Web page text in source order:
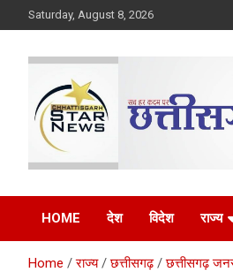
to
Saturday, August 8, 2026
HOME देश विदेश राज्य
Home राज्य छत्तीसगढ़ छत्तीसगढ़